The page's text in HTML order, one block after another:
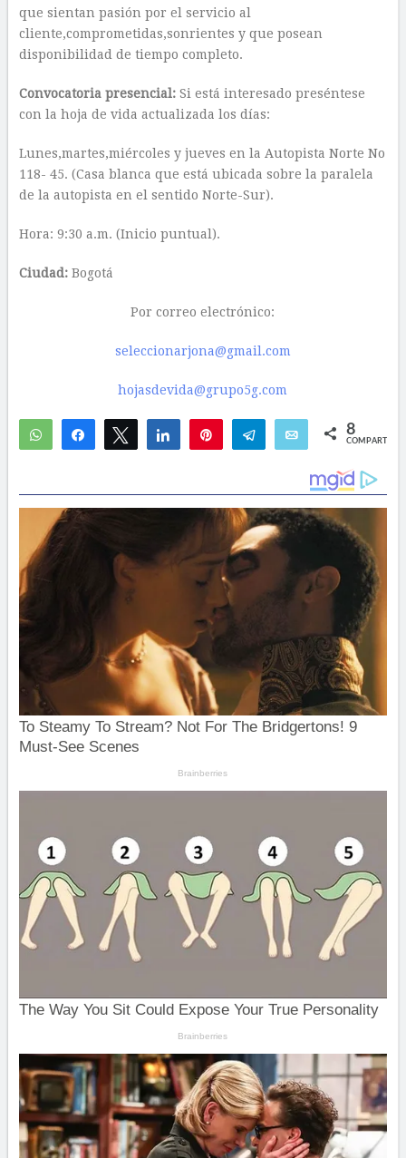
que sientan pasión por el servicio al
cliente,comprometidas,sonrientes y que posean
disponibilidad de tiempo completo.
Convocatoria presencial:Si está interesado preséntese
con la hoja de vida actualizada los días:
Lunes,martes,miércoles y jueves en la Autopista Norte No
118- 45. (Casa blanca que está ubicada sobre la paralela
de la autopista en el sentido Norte-Sur).
Hora: 9:30 a.m. (Inicio puntual).
Ciudad:Bogotá
Por correo electrónico:
seleccionarjona@gmail.com
hojasdevida@grupo5g.com
WhatsAppCompartirTwittear Compartir Telegram Email 8
COMPARTIR